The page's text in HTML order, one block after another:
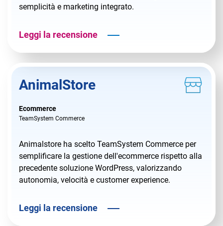
semplicità e marketing integrato.
Leggi la recensione
AnimalStore
Ecommerce
TeamSystem Commerce
Animalstore ha scelto TeamSystem Commerce per
semplificare la gestione dell'ecommerce rispetto alla
precedente soluzione WordPress, valorizzando
autonomia, velocità e customer experience.
Leggi la recensione